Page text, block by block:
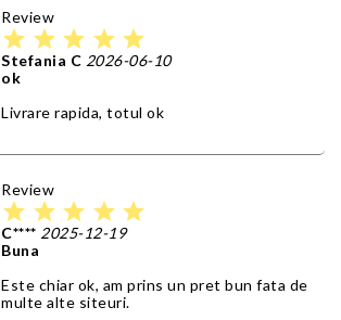
Review
star star star star star
Stefania C 2026-06-10
ok
Livrare rapida, totul ok
Review
star star star star star
C**** 2025-12-19
Buna
Este chiar ok, am prins un pret bun fata de
multe alte siteuri.